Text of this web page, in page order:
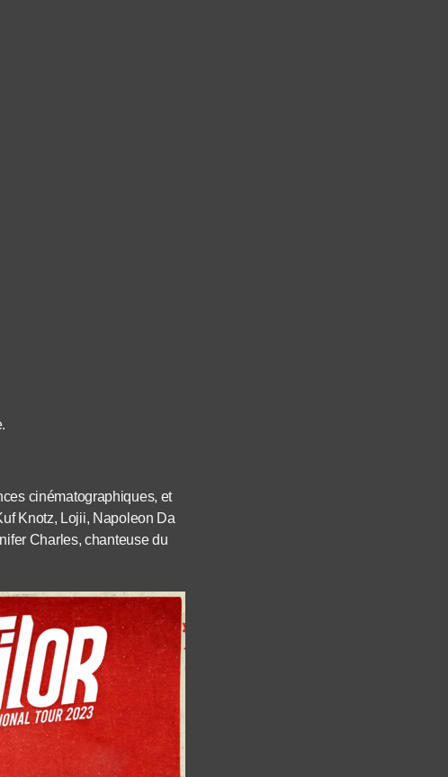
cinématographiques, et
Knotz, Lojii, Napoleon Da
Charles, chanteuse du